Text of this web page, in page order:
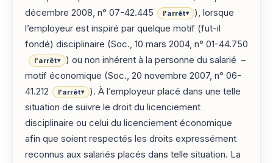
décembre 2008, n° 07-42.445
l'arrêt▾
), lorsque
l’employeur est inspiré par quelque motif (fut-il
fondé) disciplinaire (Soc., 10 mars 2004, n° 01-44.750
l'arrêt▾
) ou non inhérent à la personne du salarié –
motif économique (Soc., 20 novembre 2007, n° 06-
41.212
l'arrêt▾
). À l’employeur placé dans une telle
situation de suivre le droit du licenciement
disciplinaire ou celui du licenciement économique
afin que soient respectés les droits expressément
reconnus aux salariés placés dans telle situation. La